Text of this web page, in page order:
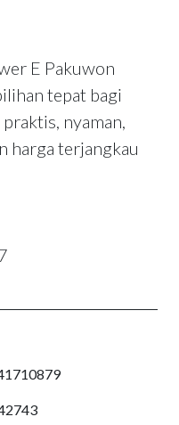
E Pakuwon
tepat bagi
nyaman,
harga terjangkau